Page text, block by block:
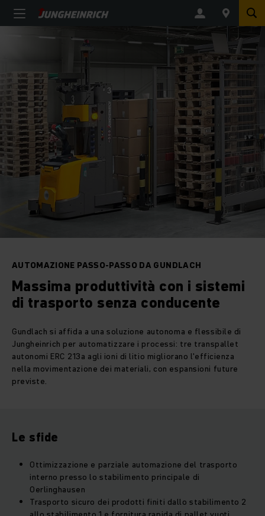
AUTOMAZIONE PASSO-PASSO DA GUNDLACH
Massima produttività con i sistemi
di trasporto senza conducente
Gundlach si affida a una soluzione autonoma e flessibile di
Jungheinrich per automatizzare i processi: tre transpallet
autonomi ERC 213a agli ioni di litio migliorano l'efficienza
nella movimentazione dei materiali, con espansioni future
previste.
Le sfide
Ottimizzazione e parziale automazione del trasporto
interno presso lo stabilimento principale di
Oerlinghausen
Trasporto sicuro dei prodotti finiti dallo stabilimento 2